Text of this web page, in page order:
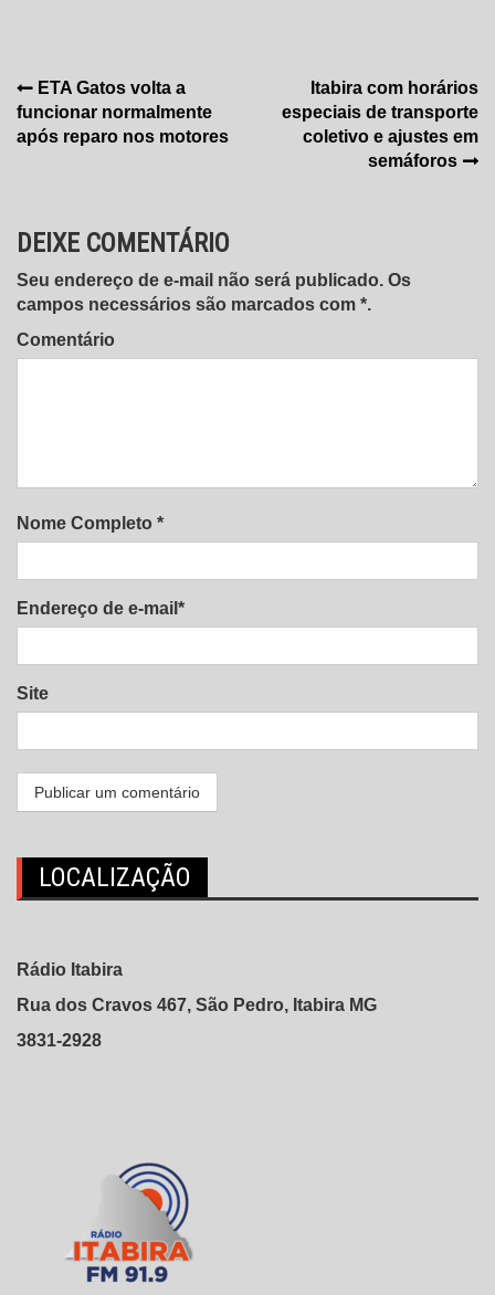
Navegação
de
ETA Gatos volta a
funcionar normalmente
após reparo nos motores
Itabira com horários
especiais de transporte
coletivo e ajustes em
semáforos
DEIXE COMENTÁRIO
Seu endereço de e-mail não será publicado. Os
campos necessários são marcados com *.
Comentário
Nome Completo *
Endereço de e-mail*
Site
LOCALIZAÇÃO
Rádio Itabira
Rua dos Cravos 467, São Pedro, Itabira MG
3831-2928